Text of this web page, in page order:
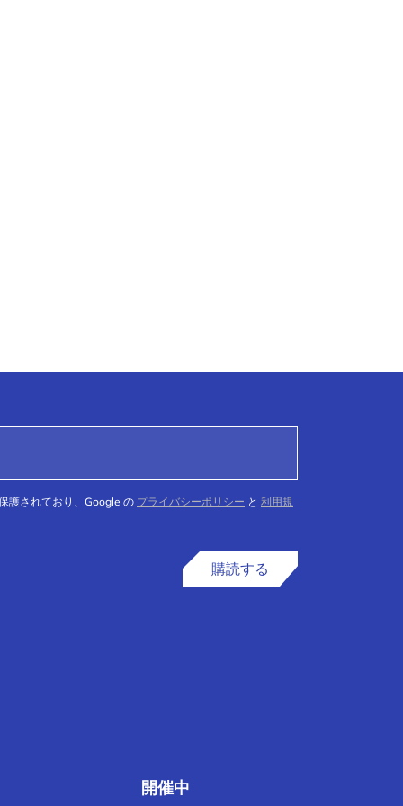
護されており、Google の プライバシーポリシー と 利用規
購読する
開催中